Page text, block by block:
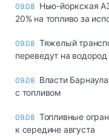
09.08 Нью-йоркская
20% на топливо за
09.08 Тяжелый
переведут на
09.08 Власти
с топливом
09.08 Топливные
к середине августа